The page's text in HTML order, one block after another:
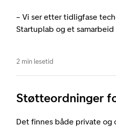
– Vi ser etter tidligfase
Startuplab og et samarbeid
2 min lesetid
Støtteordninger
Det finnes både private